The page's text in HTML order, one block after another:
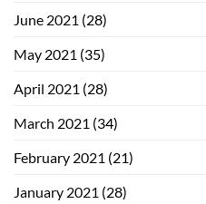
June 2021 (28)
May 2021 (35)
April 2021 (28)
March 2021 (34)
February 2021 (21)
January 2021 (28)